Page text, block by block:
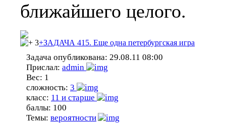
ближайшего целого.
3+ЗАДАЧА 415. Еще одна петербургская игра
Задача опубликована: 29.08.11 08:00
Прислал: admin
Вес: 1
сложность: 3
класс: 11 и старше
баллы: 100
Темы: вероятности